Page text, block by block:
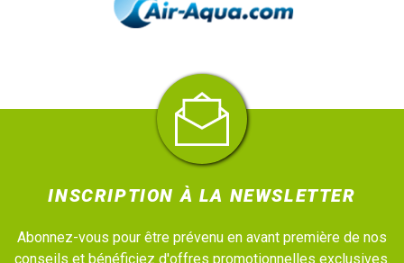
INSCRIPTION À LA NEWSLETTER
Abonnez-vous pour être prévenu en avant première de nos
conseils et bénéficiez d'offres promotionnelles exclusives.